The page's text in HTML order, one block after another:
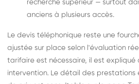
recherche supérieur — surtout
anciens à plusieurs accès.
Le devis téléphonique reste une
ajustée sur place selon l'évaluation
tarifaire est nécessaire, il est
intervention. Le détail des prestations